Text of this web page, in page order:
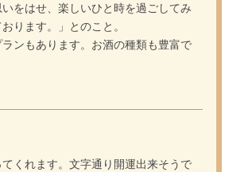
をはせ、楽しいひと時を過ごしてみ
ります。」とのこと。
ンもあります。お酒の種類も豊富で
くれます。文字通り開運出来そうで